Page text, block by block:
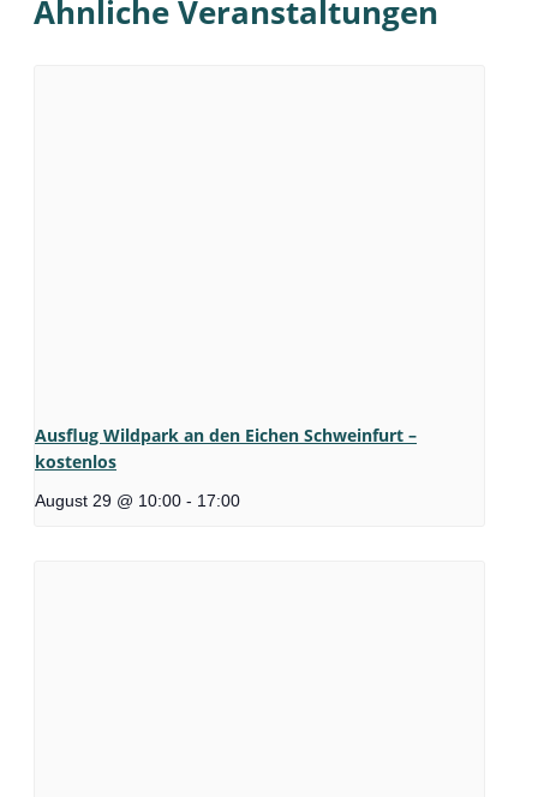
Ähnliche Veranstaltungen
Ausflug Wildpark an den Eichen Schweinfurt –
kostenlos
August 29 @ 10:00 - 17:00